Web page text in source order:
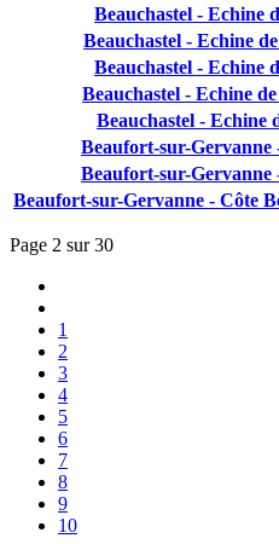
Beauchastel - Echine
Beauchastel - Echine
Beauchastel - Echine
Beauchastel - Echine
Beauchastel - Echine
Beaufort-sur-Gervanne
Beaufort-sur-Gervanne
Beaufort-sur-Gervanne - Côte
Page 2 sur 30
1
2
3
4
5
6
7
8
9
10